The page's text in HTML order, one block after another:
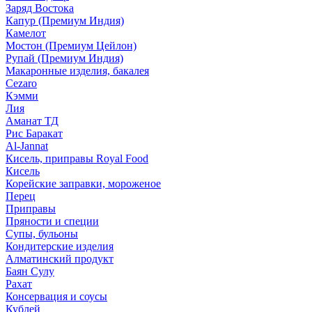
Заряд Востока
Капур (Премиум Индия)
Камелот
Мостон (Премиум Цейлон)
Рупай (Премиум Индия)
Макаронные изделия, бакалея
Cezaro
Кэмми
Лия
Аманат ТД
Рис Баракат
Al-Jannat
Кисель, приправы Royal Food
Кисель
Корейские заправки, мороженое
Перец
Приправы
Пряности и специи
Супы, бульоны
Кондитерские изделия
Алматинский продукт
Баян Сулу
Рахат
Консервация и соусы
Кублей